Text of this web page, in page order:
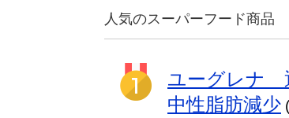
人気のスーパーフード商品
ユーグレナ
中性脂肪減少